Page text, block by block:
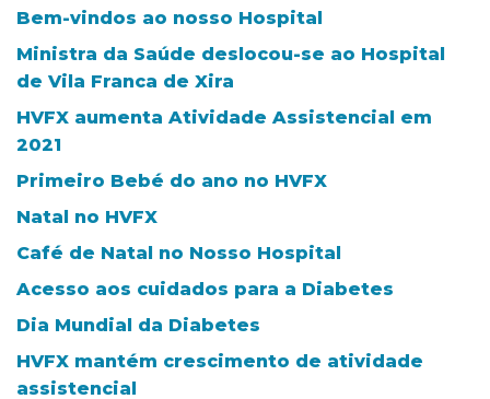
Bem-vindos ao nosso Hospital
Ministra da Saúde deslocou-se ao Hospital
de Vila Franca de Xira
HVFX aumenta Atividade Assistencial em
2021
Primeiro Bebé do ano no HVFX
Natal no HVFX
Café de Natal no Nosso Hospital
Acesso aos cuidados para a Diabetes
Dia Mundial da Diabetes
HVFX mantém crescimento de atividade
assistencial